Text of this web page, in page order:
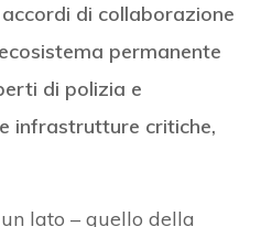
di collaborazione
permanente
di polizia e
infrastrutture critiche,
lato – quello della